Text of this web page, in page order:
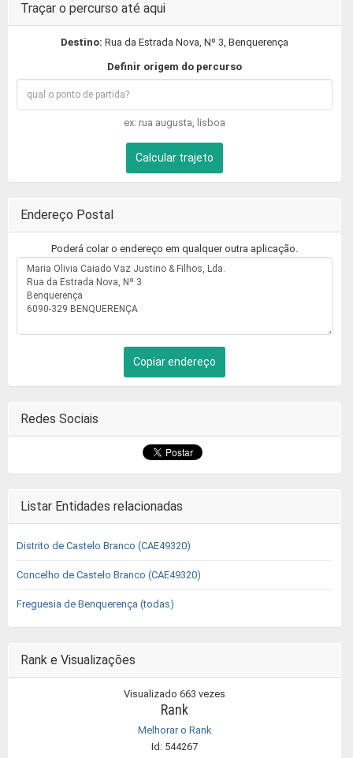
Traçar o percurso até aqui
Destino: Rua da Estrada Nova, Nº 3, Benquerença
Definir origem do percurso
ex: rua augusta, lisboa
Calcular trajeto
Endereço Postal
Poderá colar o endereço em qualquer outra aplicação.
Copiar endereço
Redes Sociais
Listar Entidades relacionadas
Distrito de Castelo Branco (CAE49320)
Concelho de Castelo Branco (CAE49320)
Freguesia de Benquerença (todas)
Rank e Visualizações
Visualizado 663 vezes
Rank
Melhorar o Rank
Id: 544267